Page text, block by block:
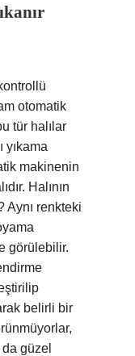
otomatik
tür halılar
yıkama
makinenin
Halının
Aynı renkteki
görülebilir.
belirli bir
güzel